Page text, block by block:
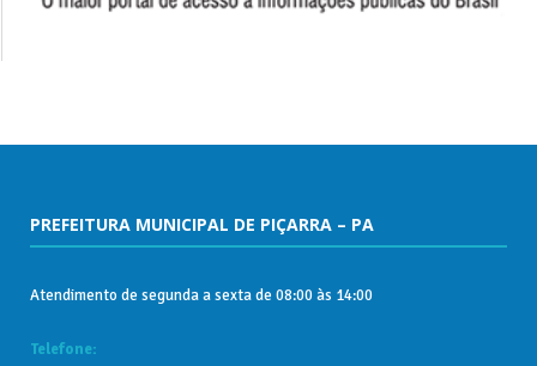
PREFEITURA MUNICIPAL DE PIÇARRA – PA
Atendimento de segunda a sexta de 08:00 às 14:00
Telefone: